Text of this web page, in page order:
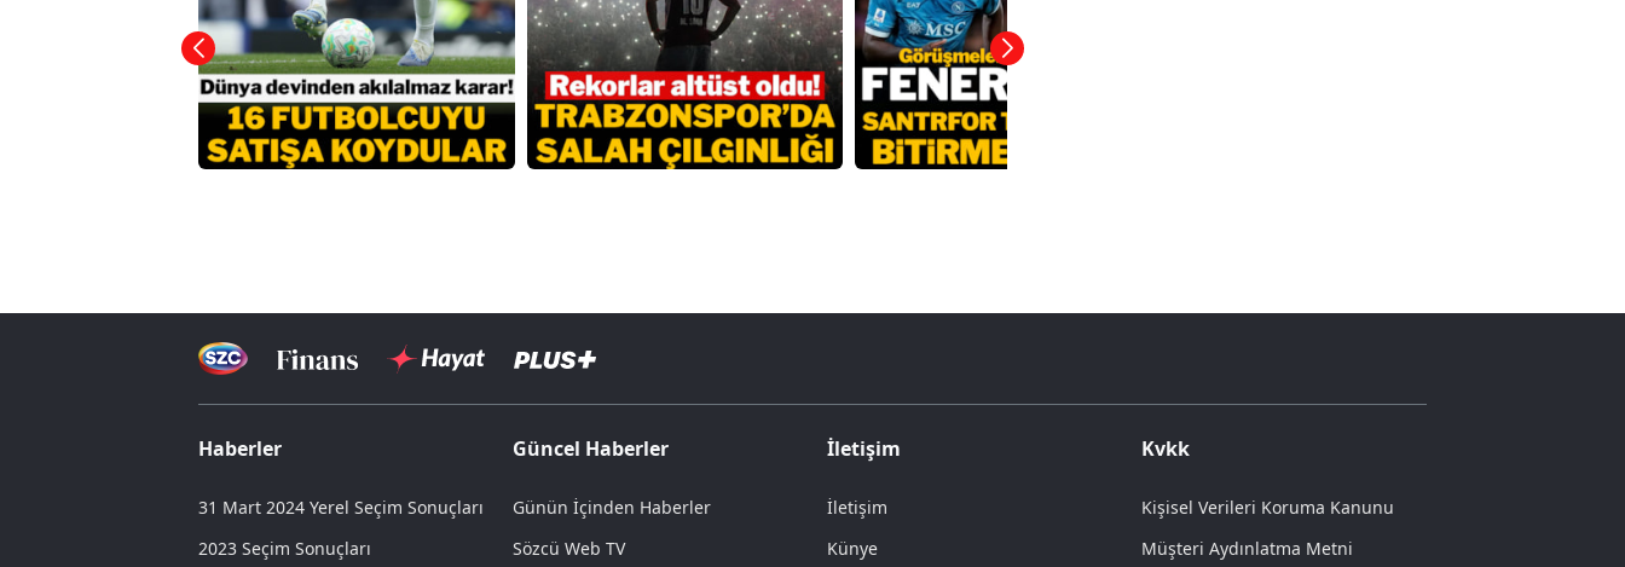
Haberler
31 Mart 2024 Yerel Seçim Sonuçları
2023 Seçim Sonuçları
Güncel Haberler
Günün İçinden Haberler
Sözcü Web TV
İletişim
İletişim
Künye
Kvkk
Kişisel Verileri Koruma Kanunu
Müşteri Aydınlatma Metni